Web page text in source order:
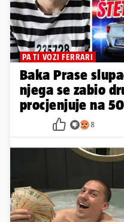
PA TI VOZI FERRARI
Baka Prase
njega se zabio
procjenjuje na
8